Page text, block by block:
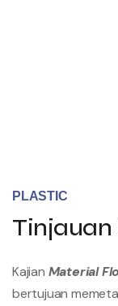
PLASTIC
Tinjauan
Kajian Material
bertujuan